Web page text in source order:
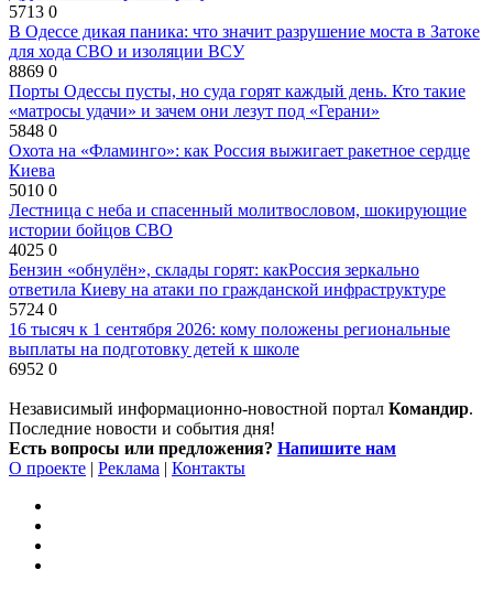
5713 0
В Одессе дикая паника: что значит разрушение моста в Затоке
для хода СВО и изоляции ВСУ
8869 0
Порты Одессы пусты, но суда горят каждый день. Кто такие
«матросы удачи» и зачем они лезут под «Герани»
5848 0
Охота на «Фламинго»: как Россия выжигает ракетное сердце
Киева
5010 0
Лестница с неба и спасенный молитвословом, шокирующие
истории бойцов СВО
4025 0
Бензин «обнулён», склады горят: какРоссия зеркально
ответила Киеву на атаки по гражданской инфраструктуре
5724 0
16 тысяч к 1 сентября 2026: кому положены региональные
выплаты на подготовку детей к школе
6952 0
Независимый информационно-новостной портал Командир.
Последние новости и события дня!
Есть вопросы или предложения? Напишите нам
О проекте | Реклама | Контакты